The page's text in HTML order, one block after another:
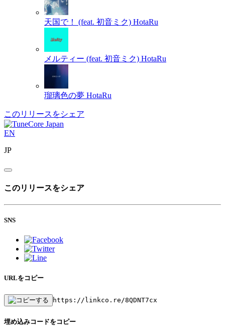
天国で！ (feat. 初音ミク) HotaRu
メルティー (feat. 初音ミク) HotaRu
瑠璃色の夢 HotaRu
このリリースをシェア
EN
JP
このリリースをシェア
SNS
URLをコピー
https://linkco.re/8QDNT7cx
埋め込みコードをコピー